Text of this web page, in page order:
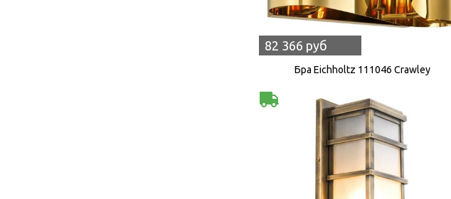
82 366 руб
Бра Eichholtz 111046 Crawley